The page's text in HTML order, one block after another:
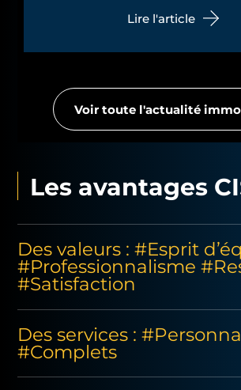
Lire l'article
Voir toute l'actualité
Les avantages
Des valeurs : #Esprit
#Professionnalisme
#Satisfaction
Les équipes incarnent au quotidien
Groupe CISN : aller de l’avant avec
positive, être exigeant et savoir tenir
engagements, être bienveillant,
Des services :
#Complets